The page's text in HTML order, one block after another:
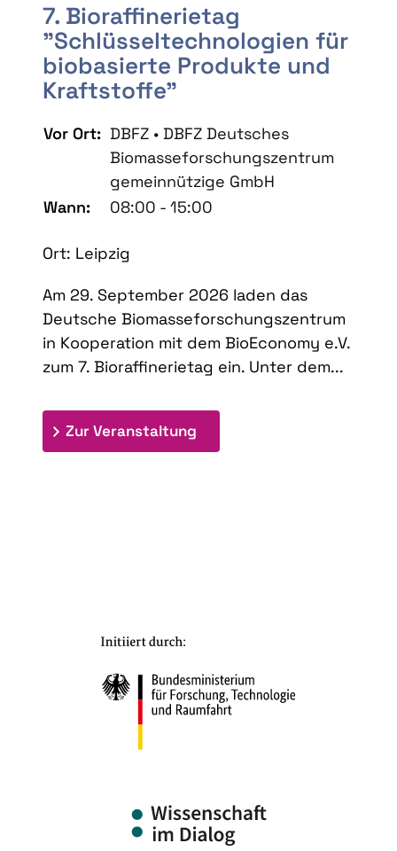
7. Bioraffinerietag
"Schlüsseltechnologien für
biobasierte Produkte und
Kraftstoffe"
Vor Ort: DBFZ • DBFZ Deutsches
Biomasseforschungszentrum
gemeinnützige GmbH
Wann:
08:00 - 15:00
Ort: Leipzig
Am 29. September 2026 laden das
Deutsche Biomasseforschungszentrum
in Kooperation mit dem BioEconomy e.V.
zum 7. Bioraffinerietag ein. Unter dem...
Zur Veranstaltung